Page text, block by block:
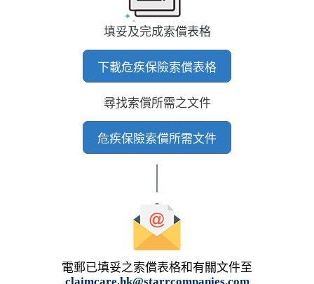
填妥及完成索償表格
下載危疾保險索償表格
尋找索償所需之文件
危疾保險索償所需文件
電郵已填妥之索償表格和有關文件至